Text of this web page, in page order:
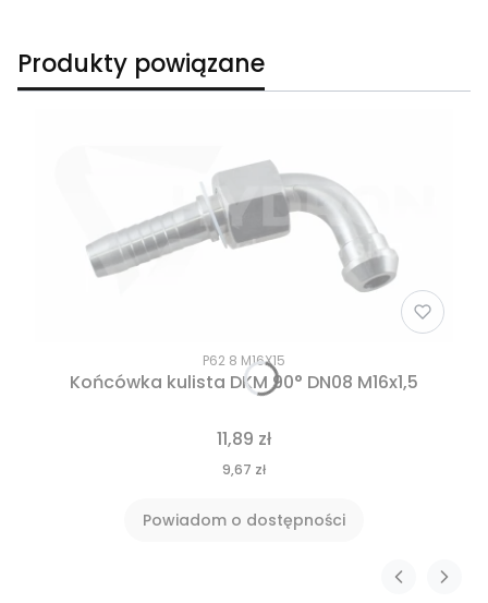
Produkty powiązane
P62 8 M16X15
Końcówka kulista DKM 90° DN08 M16x1,5
11,89 zł
9,67 zł
Powiadom o dostępności